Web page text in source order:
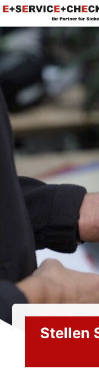
Stellen